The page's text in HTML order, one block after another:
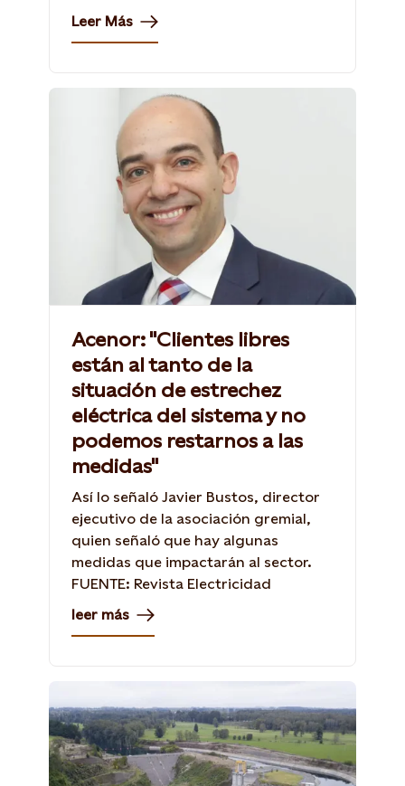
Leer Más
Acenor: "Clientes libres
están al tanto de la
situación de estrechez
eléctrica del sistema y no
podemos restarnos a las
medidas"
Así lo señaló Javier Bustos, director
ejecutivo de la asociación gremial,
quien señaló que hay algunas
medidas que impactarán al sector.
FUENTE: Revista Electricidad
leer más